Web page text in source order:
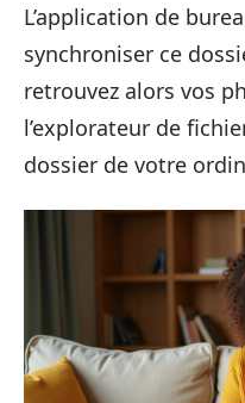
L’application de
synchroniser ce
retrouvez alors vos
l’explorateur de
dossier de votre